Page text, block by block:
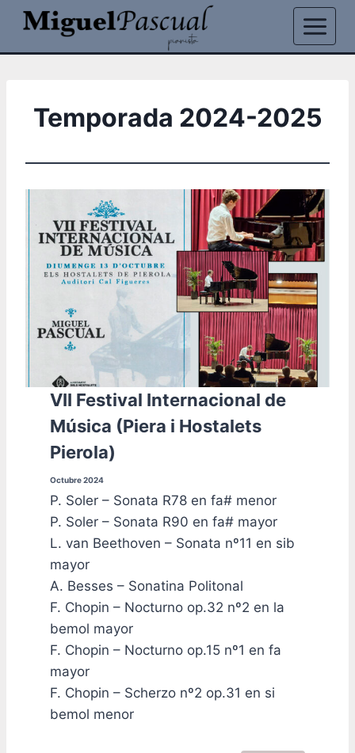
Saltar
contenido
Temporada 2024-2025
VII Festival Internacional de
Música (Piera i Hostalets
Pierola)
Octubre 2024
P. Soler – Sonata R78 en fa# menor
P. Soler – Sonata R90 en fa# mayor
L. van Beethoven – Sonata nº11 en sib
mayor
A. Besses – Sonatina Politonal
F. Chopin – Nocturno op.32 nº2 en la
bemol mayor
F. Chopin – Nocturno op.15 nº1 en fa
mayor
F. Chopin – Scherzo nº2 op.31 en si
bemol menor